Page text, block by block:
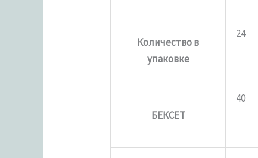
Количество в
упаковке
24
БЕКСЕТ
40